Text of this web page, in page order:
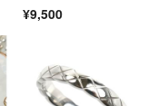
¥9,500